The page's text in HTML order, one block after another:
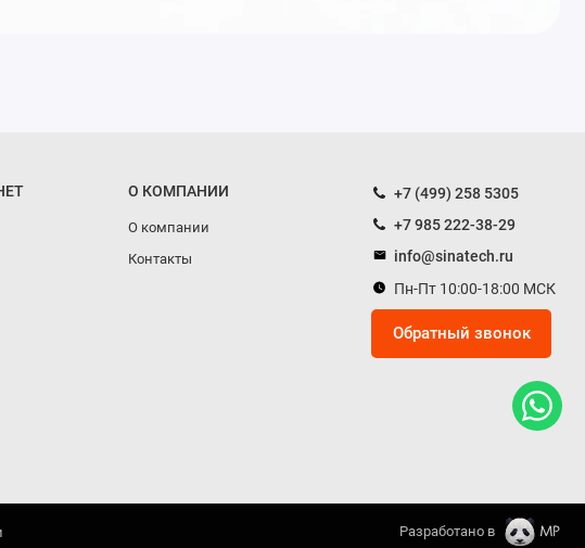
О КОМПАНИИ
О компании
Контакты
+7 (499) 258 5305
+7 985 222-38-29
info@sinatech.ru
Пн-Пт 10:00-18:00 МСК
Обратный звонок
Разработано в